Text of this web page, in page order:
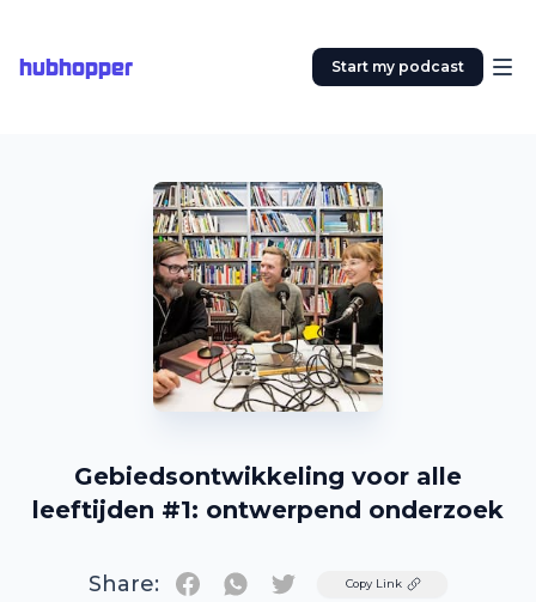
hubhopper Start my podcast
Gebiedsontwikkeling voor alle
leeftijden #1: ontwerpend onderzoek
Share: TwitterCopy Link